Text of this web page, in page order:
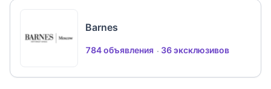
Barnes
784 объявления 36 эксклюзивов